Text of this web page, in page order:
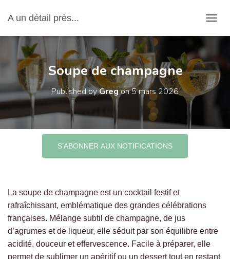
A un détail près...
Soupe de champagne
Published byGregon5 mars 2026
S’ABONNER AUX NOTIFICATIONS
La soupe de champagne est un cocktail festif et
rafraîchissant, emblématique des grandes célébrations
françaises. Mélange subtil de champagne, de jus
d’agrumes et de liqueur, elle séduit par son équilibre entre
acidité, douceur et effervescence. Facile à préparer, elle
permet de sublimer un apéritif ou un dessert tout en restant